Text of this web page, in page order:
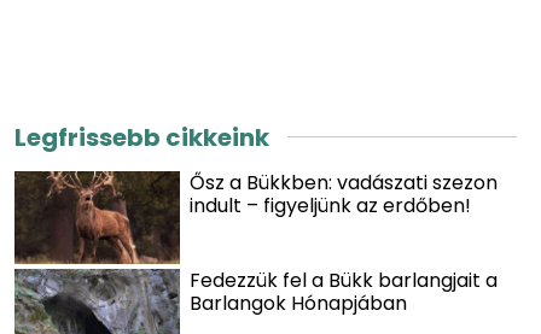
Legfrissebb cikkeink
Ősz a Bükkben: vadászati szezon
indult – figyeljünk az erdőben!
Fedezzük fel a Bükk barlangjait a
Barlangok Hónapjában